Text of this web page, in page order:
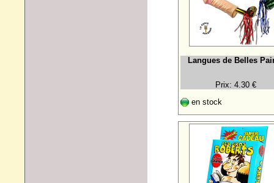
Langues de Belles
Prix: 4.30 €
en stock